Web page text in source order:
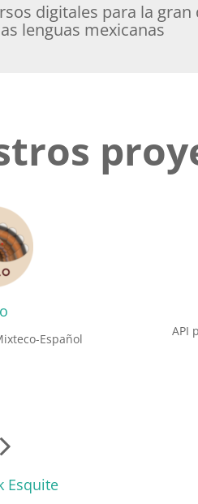
digitales para la
lenguas mexicanas
Español
API
Esquite